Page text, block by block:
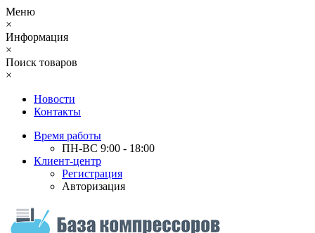
Меню
×
Информация
×
Поиск товаров
×
Новости
Контакты
Время работы
ПН-ВС 9:00 - 18:00
Клиент-центр
Регистрация
Авторизация